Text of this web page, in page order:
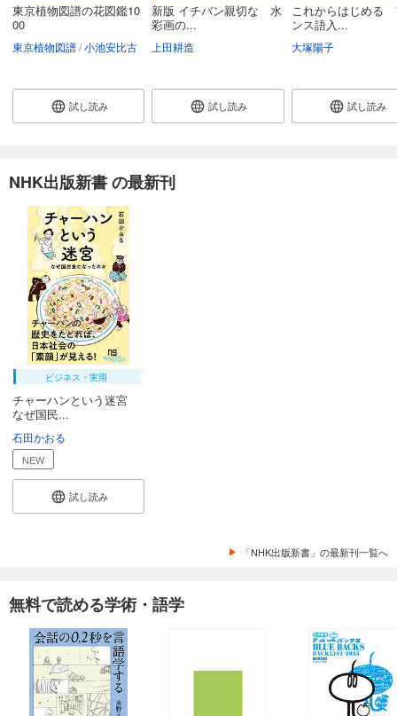
東京植物図譜の花図鑑10
00
東京植物図譜 小池安比古
試し読み
新版 イチバン親切な 水
彩画の...
上田耕造
試し読み
これからはじめる
ンス語入...
大塚陽子
試し読み
NHK出版新書 の最新刊
ビジネス・実用
チャーハンという迷宮
なぜ国民...
石田かおる
NEW
試し読み
「NHK出版新書」の最新刊一覧へ
無料で読める学術・語学